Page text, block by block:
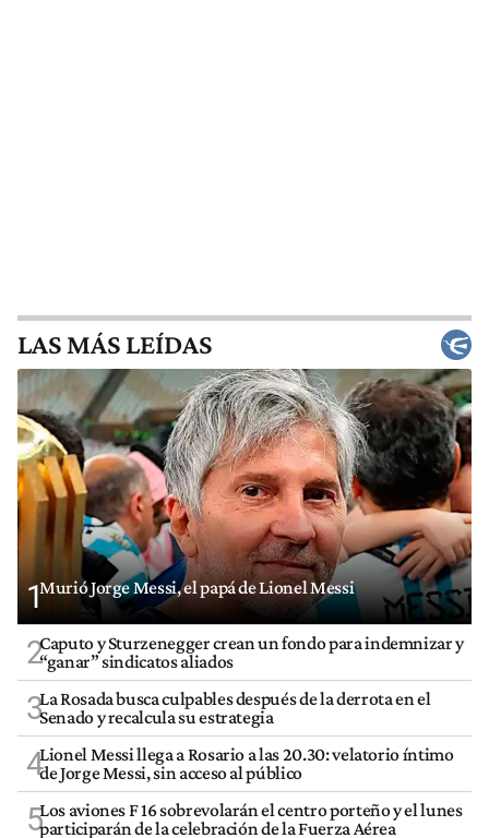
LAS MÁS LEÍDAS
1Murió Jorge Messi, el papá de Lionel Messi
2Caputo y Sturzenegger crean un fondo para indemnizar y
“ganar” sindicatos aliados
3La Rosada busca culpables después de la derrota en el
Senado y recalcula su estrategia
4Lionel Messi llega a Rosario a las 20.30: velatorio íntimo
de Jorge Messi, sin acceso al público
5Los aviones F 16 sobrevolarán el centro porteño y el lunes
participarán de la celebración de la Fuerza Aérea